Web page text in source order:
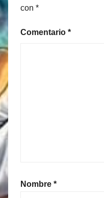
con *
Comentario *
Nombre *